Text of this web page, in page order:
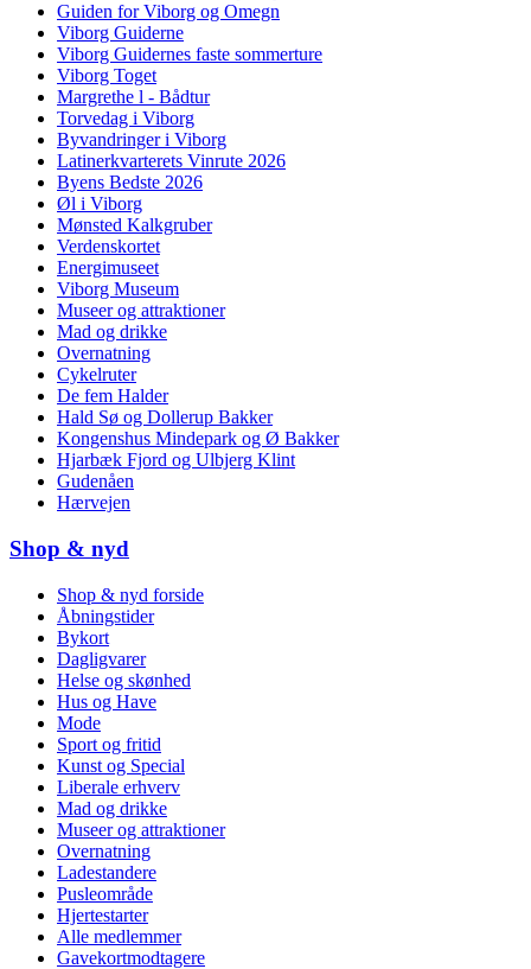
Guiden for Viborg og Omegn
Viborg Guiderne
Viborg Guidernes faste sommerture
Viborg Toget
Margrethe l - Bådtur
Torvedag i Viborg
Byvandringer i Viborg
Latinerkvarterets Vinrute 2026
Byens Bedste 2026
Øl i Viborg
Mønsted Kalkgruber
Verdenskortet
Energimuseet
Viborg Museum
Museer og attraktioner
Mad og drikke
Overnatning
Cykelruter
De fem Halder
Hald Sø og Dollerup Bakker
Kongenshus Mindepark og Ø Bakker
Hjarbæk Fjord og Ulbjerg Klint
Gudenåen
Hærvejen
Shop & nyd
Shop & nyd forside
Åbningstider
Bykort
Dagligvarer
Helse og skønhed
Hus og Have
Mode
Sport og fritid
Kunst og Special
Liberale erhverv
Mad og drikke
Museer og attraktioner
Overnatning
Ladestandere
Pusleområde
Hjertestarter
Alle medlemmer
Gavekortmodtagere